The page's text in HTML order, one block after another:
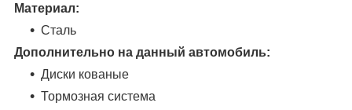
Материал:
Сталь
Дополнительно на данный автомобиль:
Диски кованые
Тормозная система